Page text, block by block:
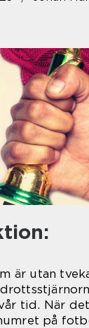
är utan
tid. När
på